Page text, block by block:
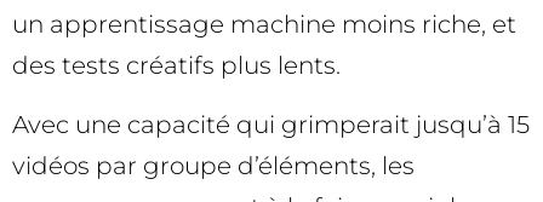
un apprentissage machine moins riche, et
des tests créatifs plus lents.
Avec une capacité qui grimperait jusqu’à 15
vidéos par groupe d’éléments, les